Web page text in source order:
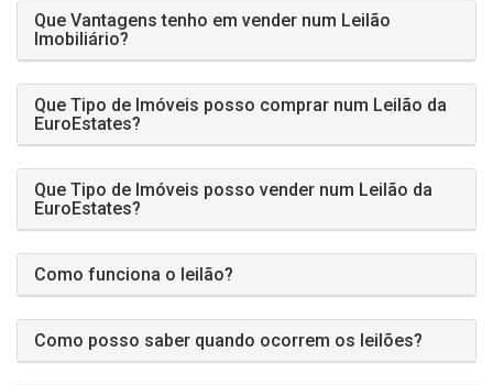
Que Vantagens tenho em vender num Leilão
Imobiliário?
Que Tipo de Imóveis posso comprar num Leilão da
EuroEstates?
Que Tipo de Imóveis posso vender num Leilão da
EuroEstates?
Como funciona o leilão?
Como posso saber quando ocorrem os leilões?